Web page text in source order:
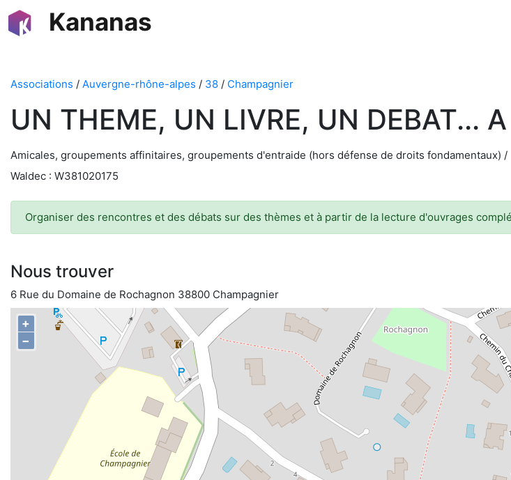
Kananas
Associations / Auvergne-rhône-alpes / 38 / Champagnier
UN THEME, UN LIVRE, UN DEBAT...
Amicales, groupements affinitaires, groupements d'entraide (hors défense de droits fondamentaux) /
Waldec : W381020175
Organiser des rencontres et des débats sur des thèmes et à partir de la lecture d'ouvrages
Nous trouver
6 Rue du Domaine de Rochagnon 38800 Champagnier
+
−